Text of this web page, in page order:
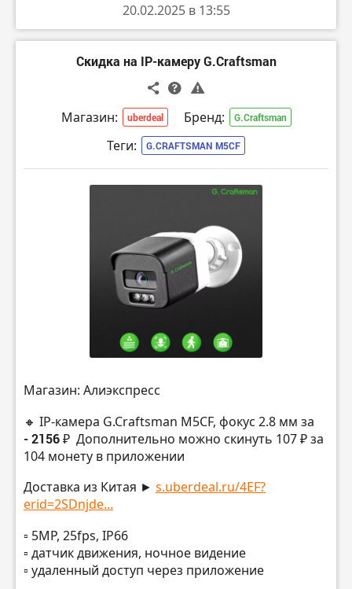
20.02.2025 в 13:55
Скидка на IP-камеру G.Craftsman
Магазин: uberdeal Бренд: G.Craftsman
Теги: G.CRAFTSMAN M5CF
Магазин: Алиэкспресс
🔸 IP-камера G.Craftsman M5CF, фокус 2.8 мм за
- 2156 ₽ Дополнительно можно скинуть 107 ₽ за
104 монету в приложении
Доставка из Китая ► s.uberdeal.ru/4EF?
erid=2SDnjde...
▫️ 5MP, 25fps, IP66
▫️ датчик движения, ночное видение
▫️ удаленный доступ через приложение